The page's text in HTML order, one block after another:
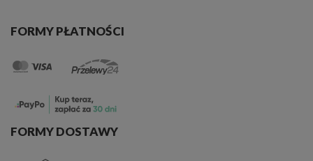
FORMY PŁATNOŚCI
FORMY DOSTAWY